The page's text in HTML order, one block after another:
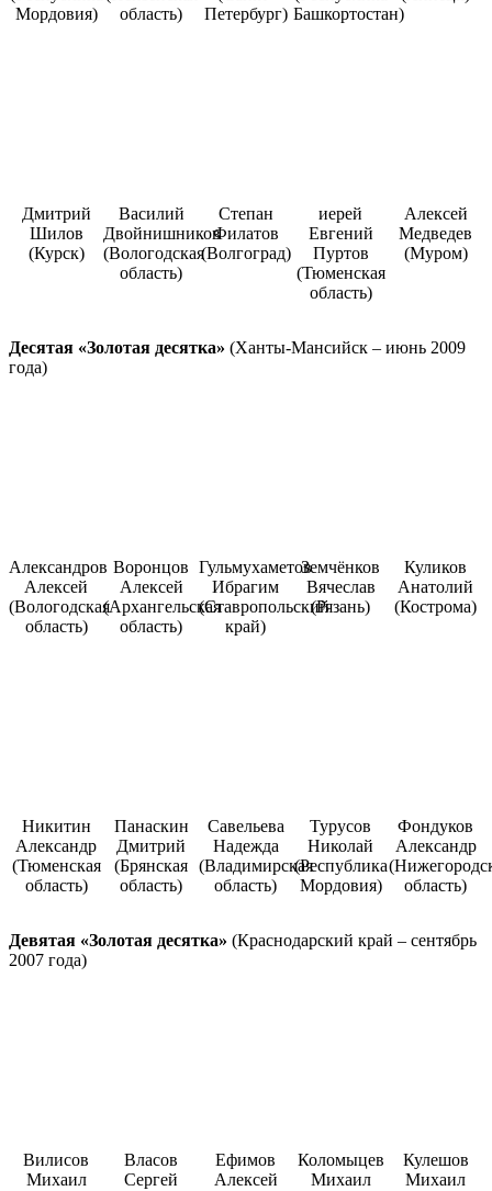
Мордовия)
область)
Петербург) Башкортостан)
Дмитрий
Шилов
(Курск)
Василий
Двойнишников
(Вологодская
область)
Степан
Филатов
(Волгоград)
иерей
Евгений
Пуртов
(Тюменская
область)
Алексей
Медведев
(Муром)
Десятая «Золотая десятка» (Ханты-Мансийск – июнь 2009
года)
Александров
Алексей
(Вологодская
область)
Воронцов
Алексей
(Архангельская
область)
Гульмухаметов
Ибрагим
(Ставропольский
край)
Земчёнков
Вячеслав
(Рязань)
Куликов
Анатолий
(Кострома)
Никитин
Александр
(Тюменская
область)
Панаскин
Дмитрий
(Брянская
область)
Савельева
Надежда
(Владимирская
область)
Турусов
Николай
(Республика
Мордовия)
Фондуков
Александр
область)
Девятая «Золотая десятка» (Краснодарский край – сентябрь
2007 года)
Вилисов
Михаил
Власов
Сергей
Ефимов
Алексей
Коломыцев
Михаил
Кулешов
Михаил